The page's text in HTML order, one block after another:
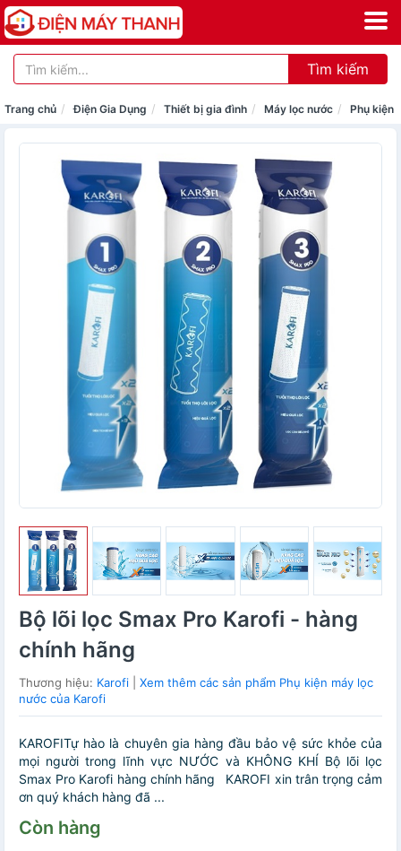
Tìm kiếm
Trang chủ Điện Gia Dụng Thiết bị gia đình Máy lọc nước Phụ kiện
Bộ lõi lọc Smax Pro Karofi - hàng
chính hãng
Thương hiệu: Karofi
Xem thêm các sản phẩm Phụ kiện máy lọc
nước của Karofi
KAROFITự hào là chuyên gia hàng đầu bảo vệ sức khỏe của
mọi người trong lĩnh vực NƯỚC và KHÔNG KHÍ Bộ lõi lọc
Smax Pro Karofi hàng chính hãng KAROFI xin trân trọng cảm
ơn quý khách hàng đã ...
Còn hàng